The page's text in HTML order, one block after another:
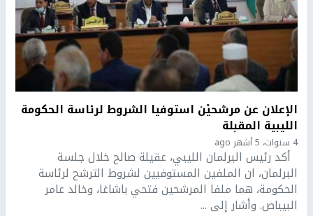
الإعلان عن مرشحيْن استوفيا الشروط لرئاسة الحكومة
الليبية المقبلة
4 سنوات، 5 أشهر ago
أكد رئيس البرلمان الليبي، عقيلة صالح خلال جلسة
البرلمان، ان الملفين المستوفيين لشروط الترشح لرئاسة
الحكومة، هما ملفا المرشحين فتحي باشاغا، وخالد عامر
البيباص. وأشار إلى ...